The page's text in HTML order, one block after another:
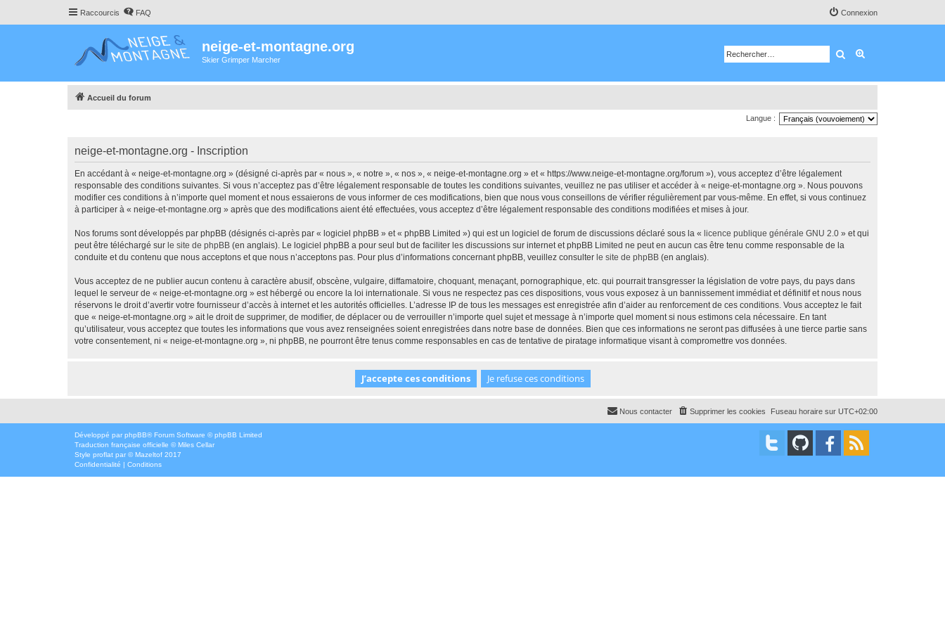
Raccourcis FAQ Connexion
neige-et-montagne.org
Skier Grimper Marcher Rechercher
Accueil du forum
Langue :
neige-et-montagne.org - Inscription
En accédant à « neige-et-montagne.org » (désigné ci-après par « nous », « notre », « nos », « neige-et-montagne.org » et « https://www.neige-et-montagne.org/forum »), vous acceptez d’être légalement
responsable des conditions suivantes. Si vous n’acceptez pas d’être légalement responsable de toutes les conditions suivantes, veuillez ne pas utiliser et accéder à « neige-et-montagne.org ». Nous pouvons
modifier ces conditions à n’importe quel moment et nous essaierons de vous informer de ces modifications, bien que nous vous conseillons de vérifier régulièrement par vous-même. En effet, si vous continuez
à participer à « neige-et-montagne.org » après que des modifications aient été effectuées, vous acceptez d’être légalement responsable des conditions modifiées et mises à jour.
Nos forums sont développés par phpBB (désignés ci-après par « logiciel phpBB » et « phpBB Limited ») qui est un logiciel de forum de discussions déclaré sous la « licence publique générale GNU 2.0 » et qui
peut être téléchargé sur le site de phpBB (en anglais). Le logiciel phpBB a pour seul but de faciliter les discussions sur internet et phpBB Limited ne peut en aucun cas être tenu comme responsable de la
conduite et du contenu que nous acceptons et que nous n’acceptons pas. Pour plus d’informations concernant phpBB, veuillez consulter le site de phpBB (en anglais).
Vous acceptez de ne publier aucun contenu à caractère abusif, obscène, vulgaire, diffamatoire, choquant, menaçant, pornographique, etc. qui pourrait transgresser la législation de votre pays, du pays dans
lequel le serveur de « neige-et-montagne.org » est hébergé ou encore la loi internationale. Si vous ne respectez pas ces dispositions, vous vous exposez à un bannissement immédiat et définitif et nous nous
réservons le droit d’avertir votre fournisseur d’accès à internet et les autorités officielles. L’adresse IP de tous les messages est enregistrée afin d’aider au renforcement de ces conditions. Vous acceptez le fait
que « neige-et-montagne.org » ait le droit de supprimer, de modifier, de déplacer ou de verrouiller n’importe quel sujet et message à n’importe quel moment si nous estimons cela nécessaire. En tant
qu’utilisateur, vous acceptez que toutes les informations que vous avez renseignées soient enregistrées dans notre base de données. Bien que ces informations ne seront pas diffusées à une tierce partie sans
votre consentement, ni « neige-et-montagne.org », ni phpBB, ne pourront être tenus comme responsables en cas de tentative de piratage informatique visant à compromettre vos données.
Fuseau horaire sur UTC+02:00
Supprimer les cookies
Nous contacter
Développé par phpBB® Forum Software © phpBB Limited
Traduction française officielle ©Miles Cellar
Style proflat par ©Mazeltof 2017
Confidentialité | Conditions